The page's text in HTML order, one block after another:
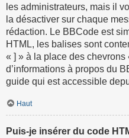
les administrateurs, mais il
la désactiver sur chaque
rédaction. Le BBCode est
HTML, les balises sont
« ] » à la place des chevrons
d’informations à propos du
guide qui est accessible
Haut
Puis-je insérer du code